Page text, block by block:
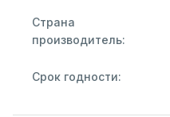
Страна
производитель:
Срок годности: